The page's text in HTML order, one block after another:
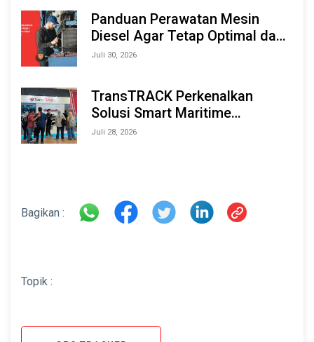
2026
Panduan Perawatan Mesin
Diesel Agar Tetap Optimal dan
Tahan Lama
Juli 30, 2026
TransTRACK Perkenalkan
Solusi Smart Maritime
Monitoring Berbasis AI dan IoT
Juli 28, 2026
Bagikan :
Topik :